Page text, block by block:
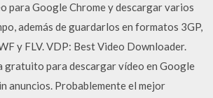
para Google Chrome y descargar varios
además de guardarlos en formatos 3GP,
y FLV. VDP: Best Video Downloader.
gratuito para descargar vídeo en Google
anuncios. Probablemente el mejor